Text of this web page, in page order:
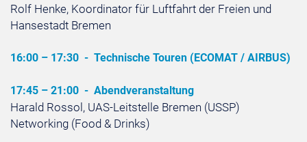
Rolf Henke, Koordinator für Luftfahrt der Freien und
Hansestadt Bremen
16:00 – 17:30 - Technische Touren (ECOMAT / AIRBUS)
17:45 – 21:00 - Abendveranstaltung
Harald Rossol, UAS-Leitstelle Bremen (USSP)
Networking (Food & Drinks)